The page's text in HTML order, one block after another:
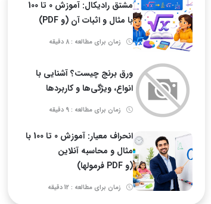
مشتق رادیکال: آموزش 0 تا 100
با مثال و اثبات آن (و PDF)
زمان برای مطالعه : 8 دقیقه
ورق برنج چیست؟ آشنایی با
انواع، ویژگی‌ها و کاربردها
زمان برای مطالعه : 9 دقیقه
انحراف معیار: آموزش 0 تا 100 با
مثال و محاسبه آنلاین
(و PDF فرمولها)
زمان برای مطالعه : 12 دقیقه